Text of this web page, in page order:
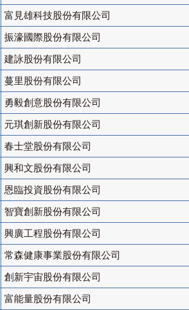
富見雄科技股份有限公司
振濠國際股份有限公司
建詠股份有限公司
蔓里股份有限公司
勇毅創意股份有限公司
元琪創新股份有限公司
春士堂股份有限公司
興和文股份有限公司
恩臨投資股份有限公司
智寶創新股份有限公司
興廣工程股份有限公司
常森健康事業股份有限公司
創新宇宙股份有限公司
富能量股份有限公司